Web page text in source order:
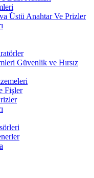
Üstü Anahtar Ve Prizler
Güvenlik ve Hırsız
Fişler